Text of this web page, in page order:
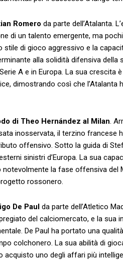
Romero da parte‍ dell’Atalanta.
⁤di un talento emergente,⁣ ma
⁢di gioco aggressivo e la
alla ⁣solidità difensiva della
A e in Europa. La sua crescita
dimostrando così che l’Atalanta
di Theo Hernández al Milan.⁢
inosservata, il terzino francese
offensivo. Sotto la guida di
sinistri d’Europa. ⁤La⁢ sua
la ​fase offensiva del
rossonero.
De ​Paul da parte dell’Atletico
​del calciomercato, e la‍ sua
De Paul ha portato ‌una
colchonero. La sua⁢ abilità di
‌uno degli ⁢affari più